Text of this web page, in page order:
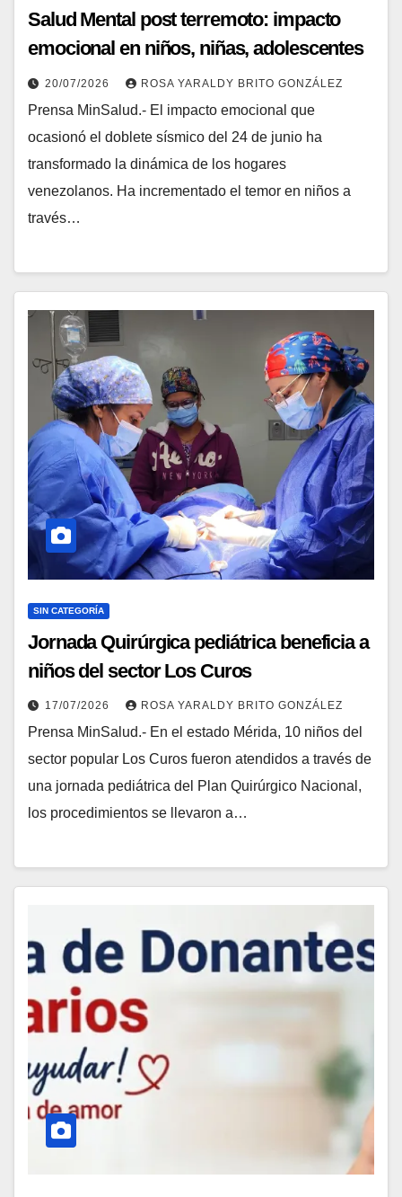
Salud Mental post terremoto: impacto
emocional en niños, niñas, adolescentes
y madres
20/07/2026 ROSA YARALDY BRITO GONZÁLEZ
Prensa MinSalud.- El impacto emocional que
ocasionó el doblete sísmico del 24 de junio ha
transformado la dinámica de los hogares
venezolanos. Ha incrementado el temor en niños a
través…
SIN CATEGORÍA
Jornada Quirúrgica pediátrica beneficia a
niños del sector Los Curos
17/07/2026 ROSA YARALDY BRITO GONZÁLEZ
Prensa MinSalud.- En el estado Mérida, 10 niños del
sector popular Los Curos fueron atendidos a través de
una jornada pediátrica del Plan Quirúrgico Nacional,
los procedimientos se llevaron a…